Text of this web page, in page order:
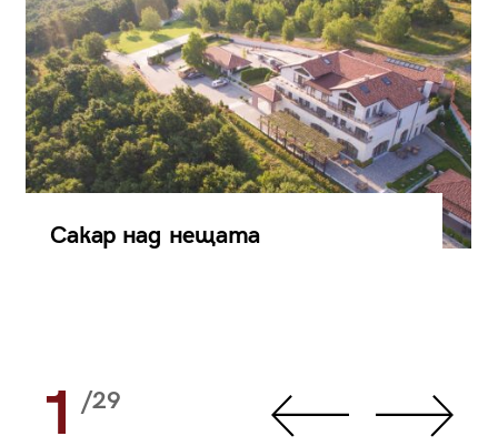
Сакар над нещата
1 /29